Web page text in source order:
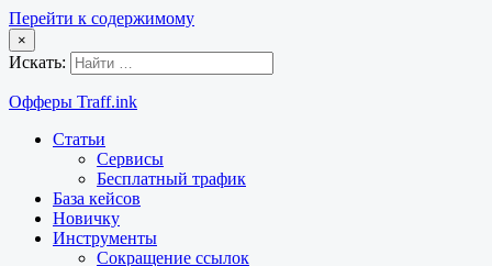
Перейти к содержимому
×
Искать:
Офферы Traff.ink
Статьи
Сервисы
Бесплатный трафик
База кейсов
Новичку
Инструменты
Сокращение ссылок